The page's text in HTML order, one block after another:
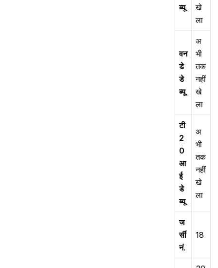
ब्यू
खे
ला
वन
डे
डे
ब्यू
अ
भी
तक
नहीं
खे
ला
टी
2
0
आ
ई
डे
ब्यू
अ
भी
तक
नहीं
खे
ला
ज
र्सी
नं.
18